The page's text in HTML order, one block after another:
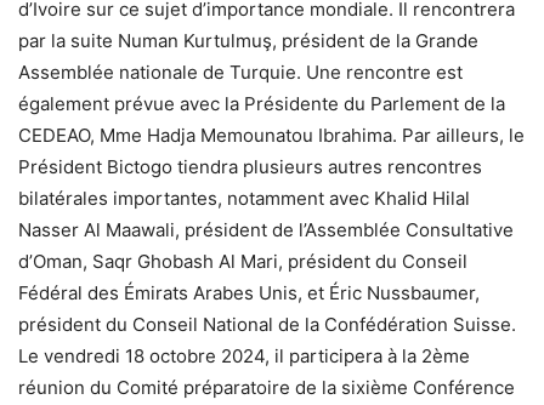
d’Ivoire sur ce sujet d’importance mondiale. Il rencontrera
par la suite Numan Kurtulmuş, président de la Grande
Assemblée nationale de Turquie. Une rencontre est
également prévue avec la Présidente du Parlement de la
CEDEAO, Mme Hadja Memounatou Ibrahima. Par ailleurs, le
Président Bictogo tiendra plusieurs autres rencontres
bilatérales importantes, notamment avec Khalid Hilal
Nasser Al Maawali, président de l’Assemblée Consultative
d’Oman, Saqr Ghobash Al Mari, président du Conseil
Fédéral des Émirats Arabes Unis, et Éric Nussbaumer,
président du Conseil National de la Confédération Suisse.
Le vendredi 18 octobre 2024, il participera à la 2ème
réunion du Comité préparatoire de la sixième Conférence